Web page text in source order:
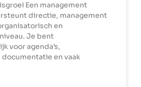
Een management
directie, management
en
Je bent
voor agenda’s,
en vaak